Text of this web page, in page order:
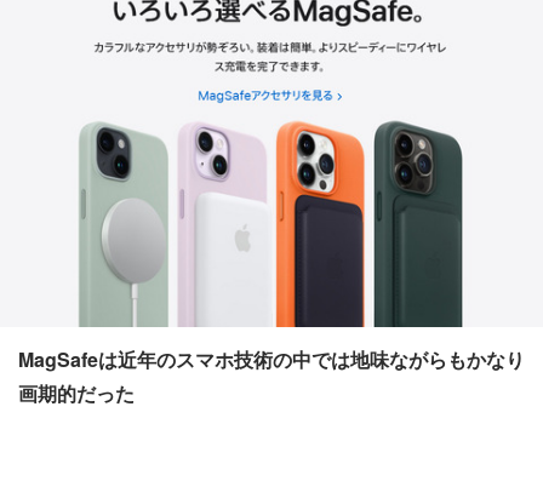
MagSafeは近年のスマホ技術の中では地味ながらもかなり
画期的だった